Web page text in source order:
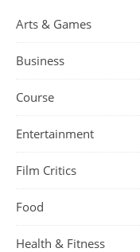
Arts & Games
Business
Course
Entertainment
Film Critics
Food
Health & Fitness